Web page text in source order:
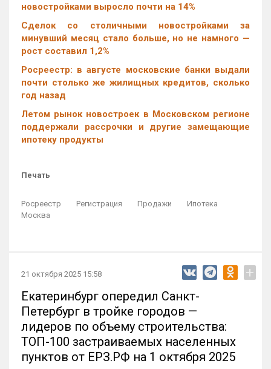
новостройками выросло почти на 14%
Cделок со столичными новостройками за
минувший месяц стало больше, но не намного —
рост составил 1,2%
Росреестр: в августе московские банки выдали
почти столько же жилищных кредитов, сколько
год назад
Летом рынок новостроек в Московском регионе
поддержали рассрочки и другие замещающие
ипотеку продукты
Печать
Росреестр Регистрация Продажи
Ипотека
Москва
21 октября 2025 15:58 +
Екатеринбург опередил Санкт-
Петербург в тройке городов —
лидеров по объему строительства:
ТОП-100 застраиваемых населенных
пунктов от ЕРЗ.РФ на 1 октября 2025